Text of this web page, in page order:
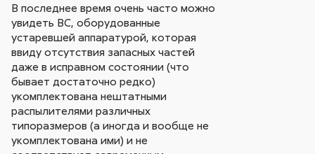
В последнее время очень часто можно
увидеть ВС, оборудованные
устаревшей аппаратурой, которая
ввиду отсутствия запасных частей
даже в исправном состоянии (что
бывает достаточно редко)
укомплектована нештатными
распылителями различных
типоразмеров (а иногда и вообще не
укомплектована ими) и не